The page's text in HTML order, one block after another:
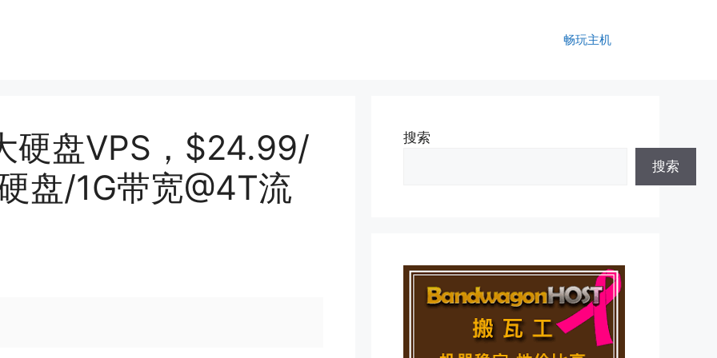
畅玩主机
硬盘VPS，$24.99/
盘/1G带宽@4T流
搜索
搜索